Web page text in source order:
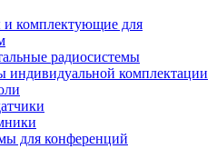
и комплектующие для
радиосистемы
индивидуальной комплектации
для конференций